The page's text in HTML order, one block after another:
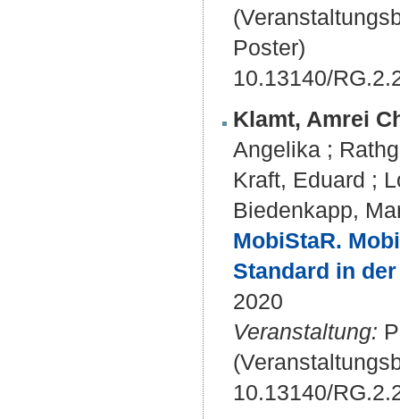
Poster)
10.13140/
Klamt, Amrei
Angelika ;
Kraft, Eduard ;
Biedenkapp,
MobiStaR.
Standard in
2020
Veranstaltung:
10.13140/